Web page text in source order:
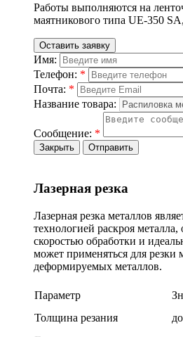
Работы выполняются на
маятникового типа UE-350
Оставить заявку
Имя:
Телефон: *
Почта: *
Название товара:
Сообщение: *
Закрыть Отправить
Лазерная резка
Лазерная резка металлов
технологией раскроя
скоростью обработки и
может применяться для резки
деформируемых металлов.
Параметр
Толщина резания